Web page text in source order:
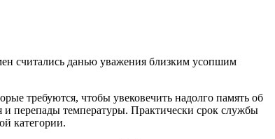
считались данью уважения близким усопшим
требуются, чтобы увековечить надолго память об
перепады температуры. Практически срок службы
категории.